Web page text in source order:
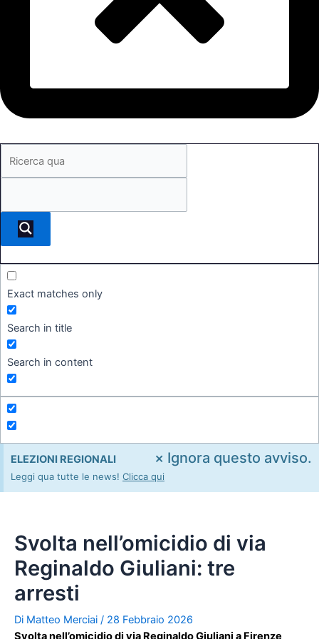
Exact matches only
Search in title
Search in content
ELEZIONI REGIONALI
Leggi qua tutte le news! Clicca qui
× Ignora questo avviso.
Svolta nell’omicidio di via
Reginaldo Giuliani: tre
arresti
Di Matteo Merciai / 28 Febbraio 2026
Svolta nell’omicidio di via Reginaldo Giuliani a Firenze